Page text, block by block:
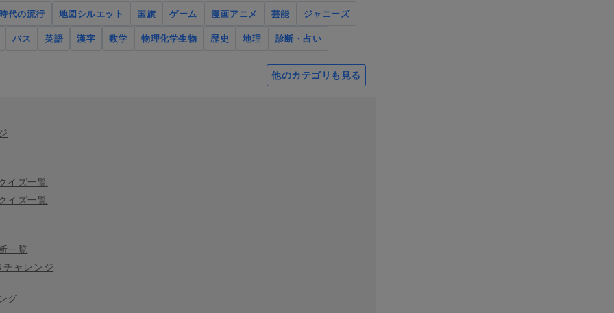
代の流行 地図シルエット 国旗 ゲーム 漫画アニメ 芸能
ジャニーズ
バス
英語 漢字 数学 物理化学生物 歴史 地理 診断・占い
他のカテゴリも見る
イズ一覧
イズ一覧
一覧
ャレンジ
グ